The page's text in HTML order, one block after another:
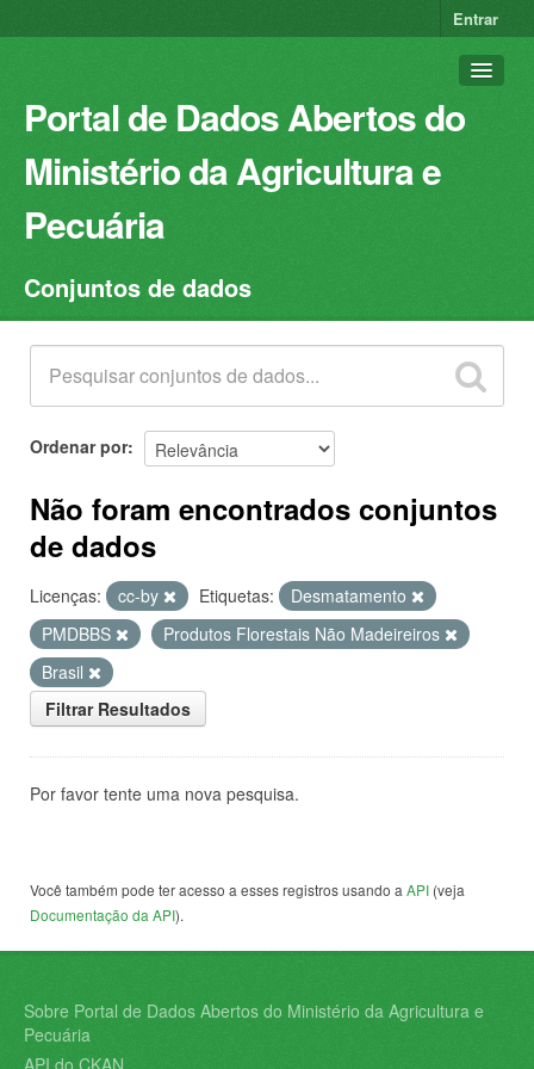
Entrar
Portal de Dados Abertos do
Ministério da Agricultura e
Pecuária
Conjuntos de dados
Organizações
Grupos
Sobre
Conjuntos de dados
Ordenar por
Não foram encontrados conjuntos
de dados
Licenças: cc-by Etiquetas:
Desmatamento
PMDBBS
Produtos Florestais Não Madeireiros
Brasil
Filtrar Resultados
Por favor tente uma nova pesquisa.
Você também pode ter acesso a esses registros usando a API (veja
Documentação da API).
Sobre Portal de Dados Abertos do Ministério da Agricultura e
Pecuária
API do CKAN